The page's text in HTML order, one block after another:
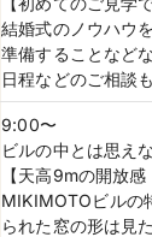
結婚式のノウハウ
準備することなど
日程などのご相談
9:00〜
ビルの中とは思え
【天高9mの開放感
MIKIMOTOビルの
られた窓の形は見